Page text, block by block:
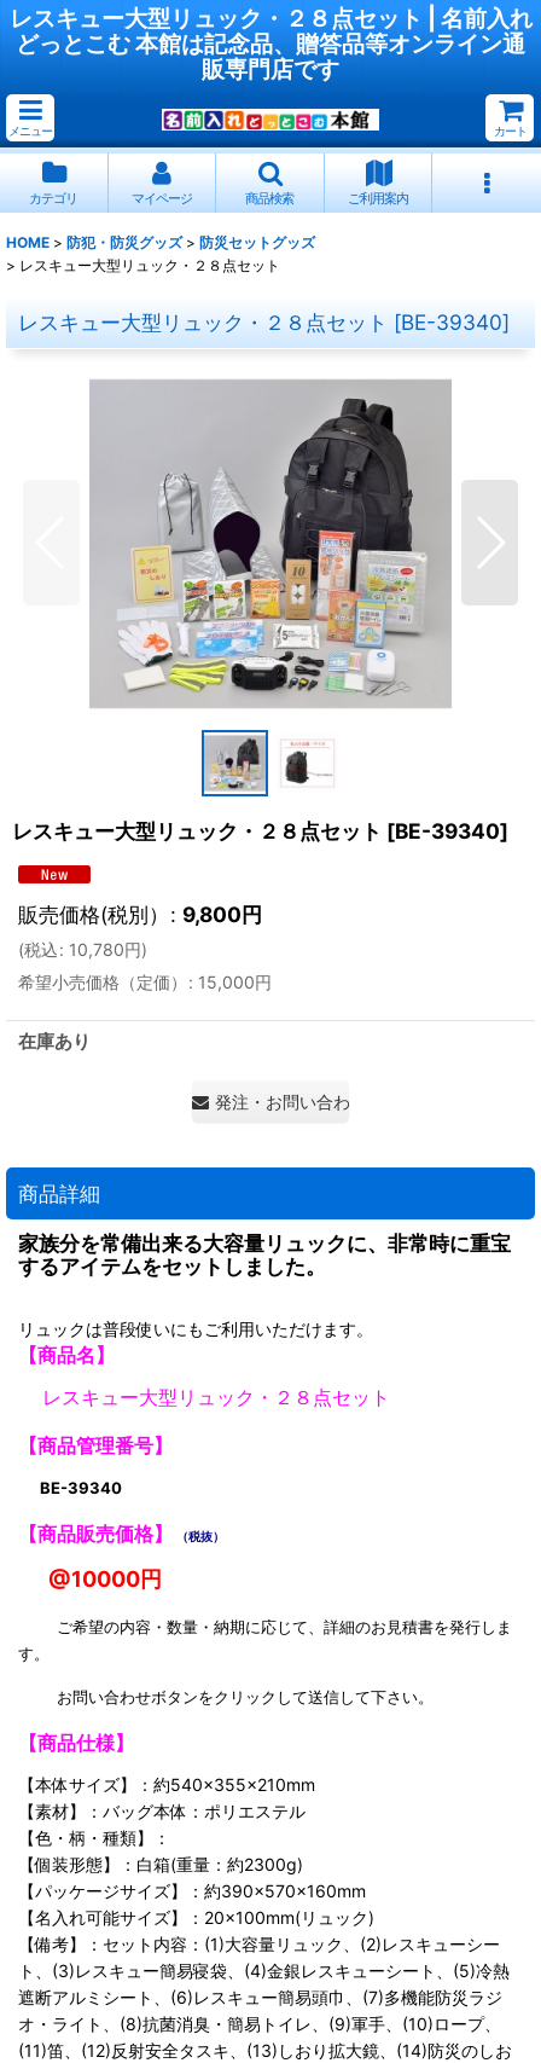
レスキュー大型リュック・２８点セット | 名前入れ
どっとこむ 本館は記念品、贈答品等オンライン通
販専門店です
メニュー カート
カテゴリ マイページ 商品検索 ご利用案内
HOME > 防犯・防災グッズ > 防災セットグッズ
> レスキュー大型リュック・２８点セット
レスキュー大型リュック・２８点セット [BE-39340]
レスキュー大型リュック・２８点セット [BE-39340]
販売価格(税別） : 9,800円
(税込: 10,780円)
希望小売価格（定価）
: 15,000円
在庫あり
発注・お問い合わせ・見積もり依頼
商品詳細
家族分を常備出来る大容量リュックに、非常時に重宝
するアイテムをセットしました。
リュックは普段使いにもご利用いただけます。
【商品名】
レスキュー大型リュック・２８点セット
【商品管理番号】
BE-39340
【商品販売価格】 （税抜）
@10000円
ご希望の内容・数量・納期に応じて、詳細のお見積書を発行しま
す。
お問い合わせボタンをクリックして送信して下さい。
【商品仕様】
【本体サイズ】：約540×355×210mm
【素材】：バッグ本体：ポリエステル
【色・柄・種類】：
【個装形態】：白箱(重量：約2300g)
【パッケージサイズ】：約390×570×160mm
【名入れ可能サイズ】：20×100mm(リュック)
【備考】：セット内容：(1)大容量リュック、(2)レスキューシー
ト、(3)レスキュー簡易寝袋、(4)金銀レスキューシート、(5)冷熱
遮断アルミシート、(6)レスキュー簡易頭巾、(7)多機能防災ラジ
オ・ライト、(8)抗菌消臭・簡易トイレ、(9)軍手、(10)ロープ、
(11)笛、(12)反射安全タスキ、(13)しおり拡大鏡、(14)防災のしお